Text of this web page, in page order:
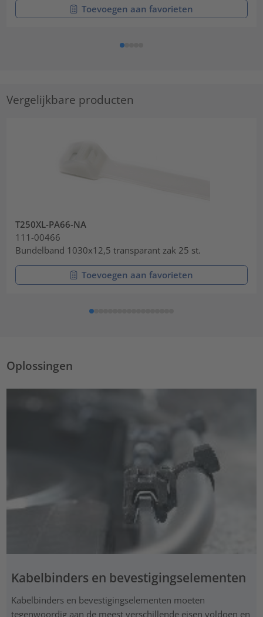
Toevoegen aan favorieten
Vergelijkbare producten
T250XL-PA66-NA
111-00466
Bundelband 1030x12,5 transparant zak 25 st.
Toevoegen aan favorieten
Oplossingen
Kabelbinders en bevestigingselementen
Kabelbinders en bevestigingselementen moeten
tegenwoordig aan de meest verschillende eisen voldoen en